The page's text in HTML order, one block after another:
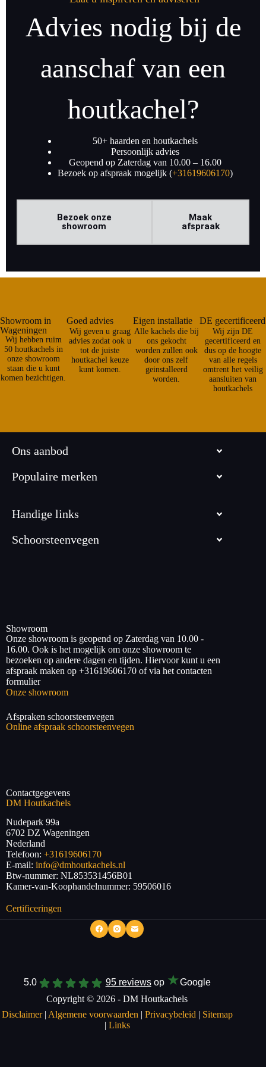
Advies nodig bij de
aanschaf van een
houtkachel?
50+ haarden en houtkachels
Persoonlijk advies
Geopend op Zaterdag van 10.00 – 16.00
Bezoek op afspraak mogelijk (+31619606170)
Bezoek onze
showroom
Maak
afspraak
Showroom in
Wageningen
Wij hebben ruim
50 houtkachels in
onze showroom
staan die u kunt
komen bezichtigen.
Goed advies
Wij geven u graag
advies zodat ook u
tot de juiste
houtkachel keuze
kunt komen.
Eigen installatie
Alle kachels die bij
ons gekocht
worden zullen ook
door ons zelf
geinstalleerd
worden.
DE gecertificeerd
Wij zijn DE
gecertificeerd en
dus op de hoogte
van alle regels
omtrent het veilig
aansluiten van
houtkachels
Ons aanbod
Populaire merken
Handige links
Schoorsteenvegen
Showroom
Onze showroom is geopend op Zaterdag van 10.00 -
16.00. Ook is het mogelijk om onze showroom te
bezoeken op andere dagen en tijden. Hiervoor kunt u een
afspraak maken op +31619606170 of via het contacten
formulier
Onze showroom
Afspraken schoorsteenvegen
Online afspraak schoorsteenvegen
Contactgegevens
DM Houtkachels
Nudepark 99a
6702 DZ Wageningen
Nederland
Telefoon: +31619606170
E-mail: info@dmhoutkachels.nl
Btw-nummer: NL853531456B01
Kamer-van-Koophandelnummer: 59506016
Certificeringen
5.0 95 reviewsop ★Google
Copyright © 2026 - DM Houtkachels
Disclaimer| Algemene voorwaarden| Privacybeleid| Sitemap
Links